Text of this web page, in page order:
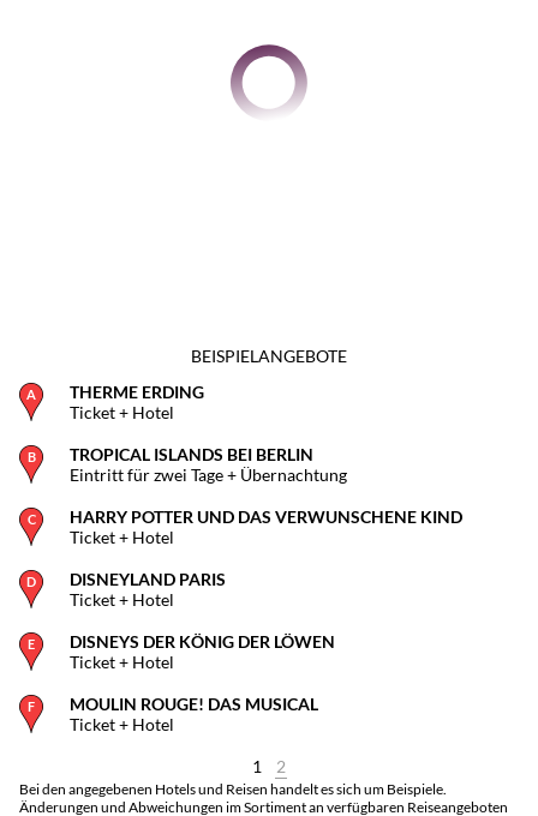
BEISPIELANGEBOTE
THERME ERDING
Ticket + Hotel
TROPICAL ISLANDS BEI BERLIN
Eintritt für zwei Tage + Übernachtung
HARRY POTTER UND DAS VERWUNSCHENE KIND
Ticket + Hotel
DISNEYLAND PARIS
Ticket + Hotel
DISNEYS DER KÖNIG DER LÖWEN
Ticket + Hotel
MOULIN ROUGE! DAS MUSICAL
Ticket + Hotel
1 2
Bei den angegebenen Hotels und Reisen handelt es sich um Beispiele.
Änderungen und Abweichungen im Sortiment an verfügbaren Reiseangeboten